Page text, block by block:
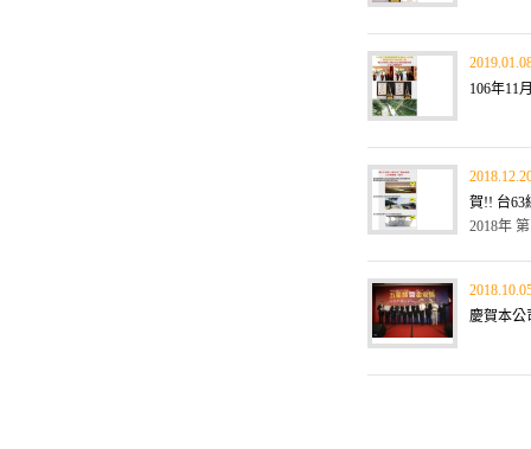
106年11
賀!! 台63
2018年
慶賀本公